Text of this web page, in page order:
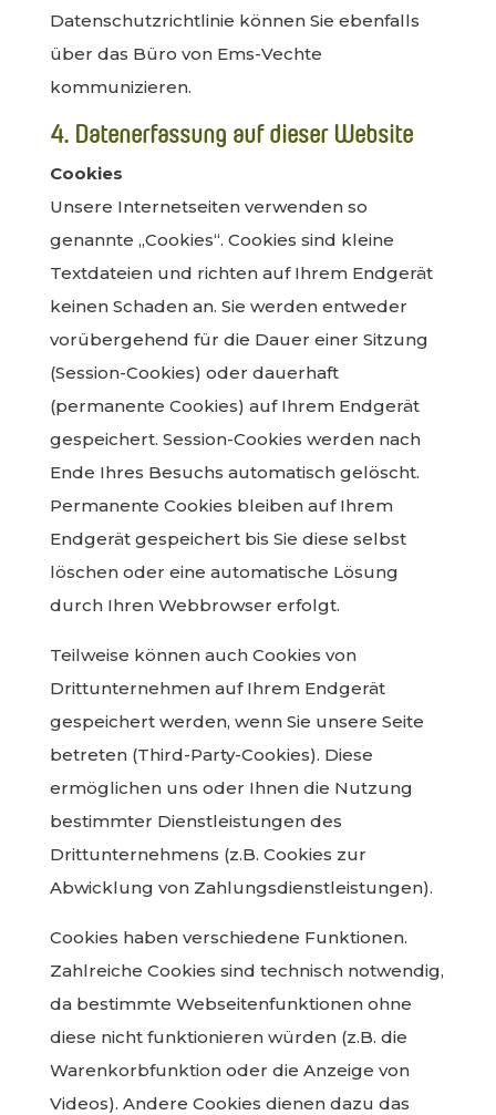
Datenschutzrichtlinie können Sie ebenfalls
über das Büro von Ems-Vechte
kommunizieren.
4. Datenerfassung auf dieser Website
Cookies
Unsere Internetseiten verwenden so
genannte „Cookies“. Cookies sind kleine
Textdateien und richten auf Ihrem Endgerät
keinen Schaden an. Sie werden entweder
vorübergehend für die Dauer einer Sitzung
(Session-Cookies) oder dauerhaft
(permanente Cookies) auf Ihrem Endgerät
gespeichert. Session-Cookies werden nach
Ende Ihres Besuchs automatisch gelöscht.
Permanente Cookies bleiben auf Ihrem
Endgerät gespeichert bis Sie diese selbst
löschen oder eine automatische Lösung
durch Ihren Webbrowser erfolgt.
Teilweise können auch Cookies von
Drittunternehmen auf Ihrem Endgerät
gespeichert werden, wenn Sie unsere Seite
betreten (Third-Party-Cookies). Diese
ermöglichen uns oder Ihnen die Nutzung
bestimmter Dienstleistungen des
Drittunternehmens (z.B. Cookies zur
Abwicklung von Zahlungsdienstleistungen).
Cookies haben verschiedene Funktionen.
Zahlreiche Cookies sind technisch notwendig,
da bestimmte Webseitenfunktionen ohne
diese nicht funktionieren würden (z.B. die
Warenkorbfunktion oder die Anzeige von
Videos). Andere Cookies dienen dazu das